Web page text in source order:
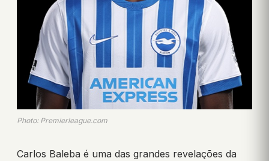
Photo: Premierleague.com
Carlos Baleba é uma das grandes revelações da